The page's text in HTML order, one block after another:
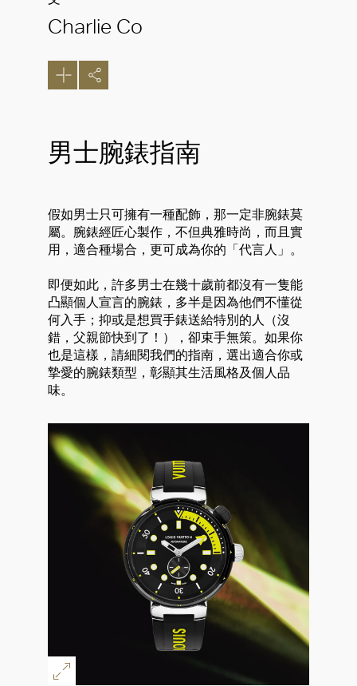
Charlie Co
男士腕錶指南
假如男士只可擁有一種配飾，那一定非腕錶莫
屬。腕錶經匠心製作，不但典雅時尚，而且實
用，適合種場合，更可成為你的「代言人」。
即便如此，許多男士在幾十歲前都沒有一隻能
凸顯個人宣言的腕錶，多半是因為他們不懂從
何入手；抑或是想買手錶送給特別的人（沒
錯，父親節快到了！），卻束手無策。如果你
也是這樣，請細閱我們的指南，選出適合你或
摯愛的腕錶類型，彰顯其生活風格及個人品
味。